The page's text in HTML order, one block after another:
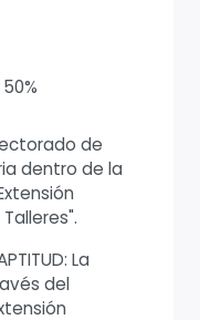
de
dentro de la
La
del